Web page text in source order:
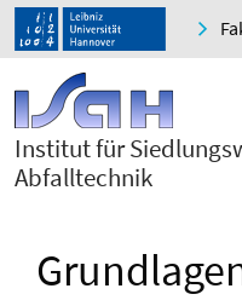
Institut für
Abfalltechnik